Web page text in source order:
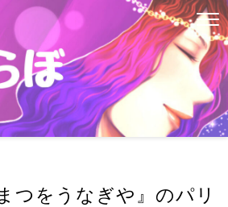
つをうなぎや』のパリ